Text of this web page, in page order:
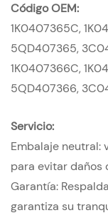
Código OEM:
1K0407365C,
5QD407365,
1K0407366C,
5QD407366,
Servicio:
Embalaje neutral:
para evitar daños
Garantía:
garantiza su